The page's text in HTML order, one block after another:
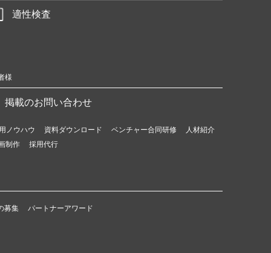
適性検査
様
掲載のお問い合わせ
ノウハウ 資料ダウンロード ベンチャー合同研修
人材紹介
制作
採用代行
募集 パートナーアワード